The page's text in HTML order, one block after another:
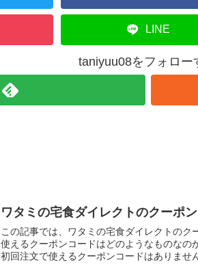
LINE
taniyuu08をフォロー
ワタミの宅食ダイレクトのクーポ
この記事では、ワタミの宅食ダイレクトの
使えるクーポンコードはどのようなものなの
初回注文で使えるクーポンコードはありませ